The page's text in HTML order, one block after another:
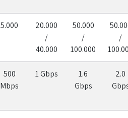
5.000
20.000
/
40.000
50.000
/
100.000
/
500
Mbps
1 Gbps
1.6
Gbps
2.0